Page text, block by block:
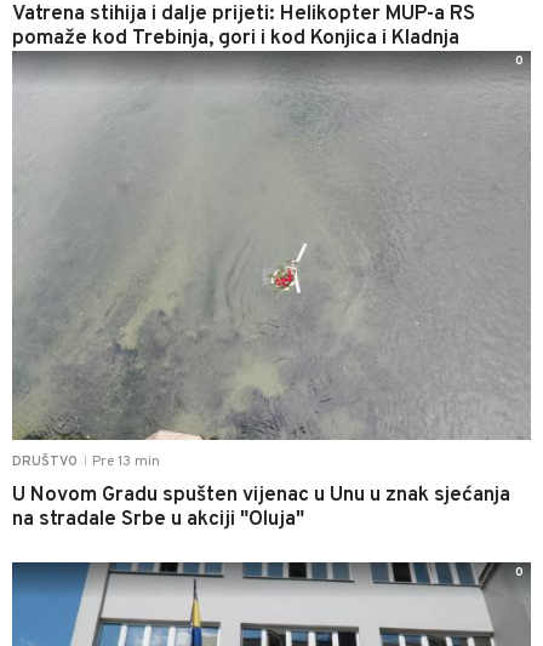
Vatrena stihija i dalje prijeti: Helikopter MUP-a RS
pomaže kod Trebinja, gori i kod Konjica i Kladnja
DRUŠTVO Pre 13 min
U Novom Gradu spušten vijenac u Unu u znak sjećanja
na stradale Srbe u akciji "Oluja"
0
0